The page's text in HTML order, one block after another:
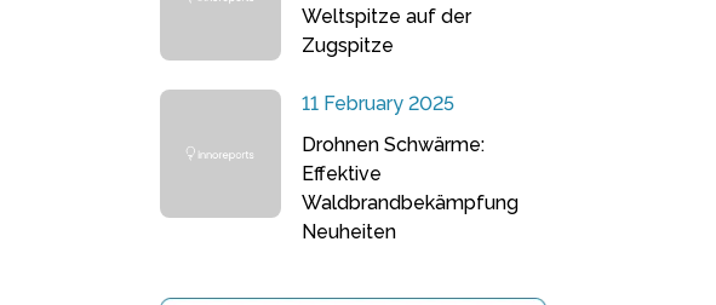
Weltspitze auf der
Zugspitze
11 February 2025
Drohnen Schwärme:
Effektive
Waldbrandbekämpfung
Neuheiten